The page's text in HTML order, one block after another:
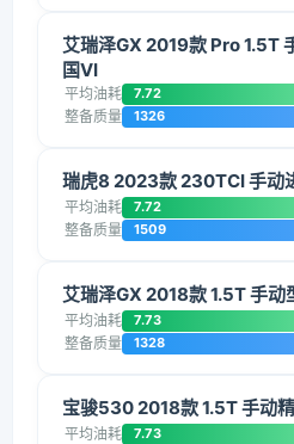
艾瑞泽GX 2019款 Pro 1.5T
国VI
平均油耗 7.72
整备质量 1326
瑞虎8 2023款 230TCI 手动
平均油耗 7.72
整备质量 1509
艾瑞泽GX 2018款 1.5T 手动
平均油耗 7.73
整备质量 1328
宝骏530 2018款 1.5T 手动
平均油耗 7.73